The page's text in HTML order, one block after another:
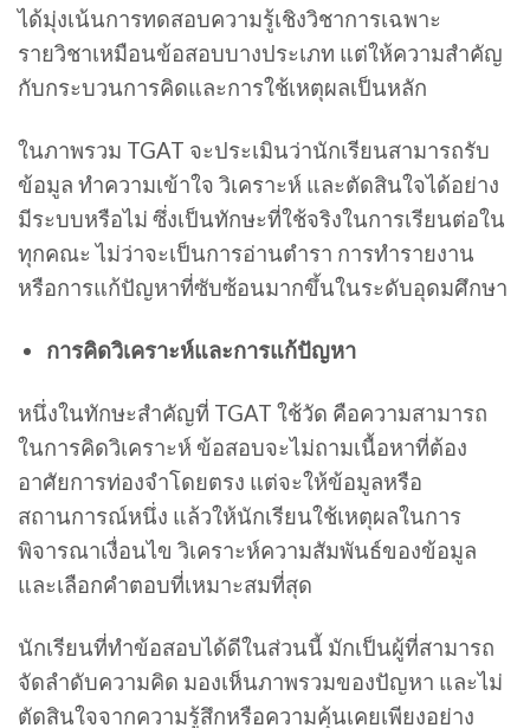
ได้มุ่งเน้นการทดสอบความรู้เชิงวิชาการเฉพาะ
รายวิชาเหมือนข้อสอบบางประเภท แต่ให้ความสำคัญ
กับกระบวนการคิดและการใช้เหตุผลเป็นหลัก
ในภาพรวม TGAT จะประเมินว่านักเรียนสามารถรับ
ข้อมูล ทำความเข้าใจ วิเคราะห์ และตัดสินใจได้อย่าง
มีระบบหรือไม่ ซึ่งเป็นทักษะที่ใช้จริงในการเรียนต่อใน
ทุกคณะ ไม่ว่าจะเป็นการอ่านตำรา การทำรายงาน
หรือการแก้ปัญหาที่ซับซ้อนมากขึ้นในระดับอุดมศึกษา
การคิดวิเคราะห์และการแก้ปัญหา
หนึ่งในทักษะสำคัญที่ TGAT ใช้วัด คือความสามารถ
ในการคิดวิเคราะห์ ข้อสอบจะไม่ถามเนื้อหาที่ต้อง
อาศัยการท่องจำโดยตรง แต่จะให้ข้อมูลหรือ
สถานการณ์หนึ่ง แล้วให้นักเรียนใช้เหตุผลในการ
พิจารณาเงื่อนไข วิเคราะห์ความสัมพันธ์ของข้อมูล
และเลือกคำตอบที่เหมาะสมที่สุด
นักเรียนที่ทำข้อสอบได้ดีในส่วนนี้ มักเป็นผู้ที่สามารถ
จัดลำดับความคิด มองเห็นภาพรวมของปัญหา และไม่
ตัดสินใจจากความรู้สึกหรือความคุ้นเคยเพียงอย่าง